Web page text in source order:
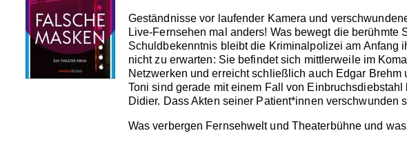
Geständnisse vor laufender Kamera und
Live-Fernsehen mal anders! Was bewegt die
Schuldbekenntnis bleibt die Kriminalpolizei am Anfang
nicht zu erwarten: Sie befindet sich mittlerweile im
Netzwerken und erreicht schließlich auch Edgar
Toni sind gerade mit einem Fall von
Didier. Dass Akten seiner Patient*innen verschwunden
Was verbergen Fernsehwelt und Theaterbühne und